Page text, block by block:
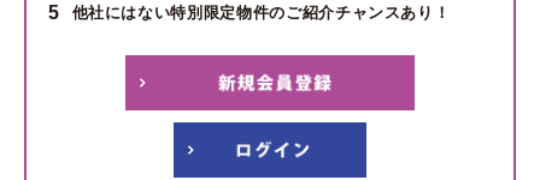
5 他社にはない特別限定物件のご紹介チャンスあり！